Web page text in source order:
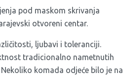
pod maskom skrivanja
otvoreni centar.
ljubavi i toleranciji.
tradicionalno nametnutih
komada odjeće bilo je na